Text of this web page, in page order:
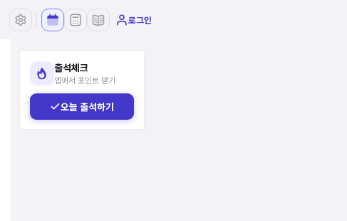
로그인
출석체크
앱에서 포인트 받기
오늘 출석하기